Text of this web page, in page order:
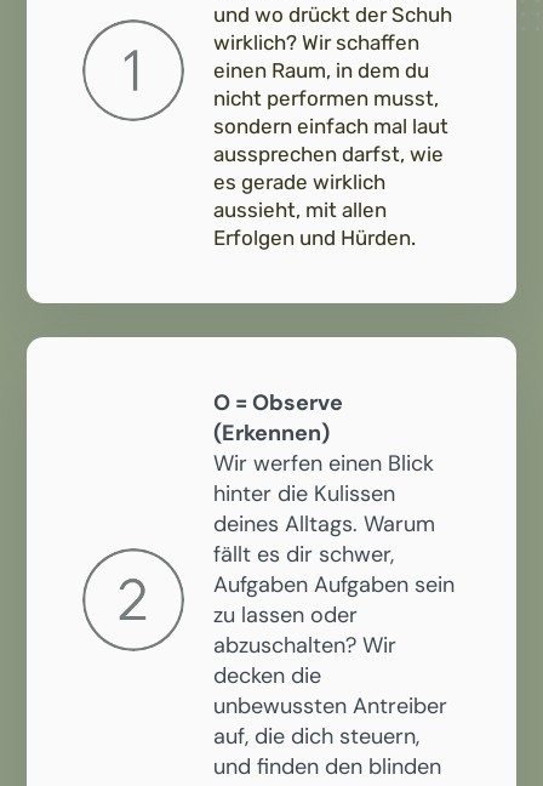
und wo drückt der Schuh
wirklich? Wir schaffen
einen Raum, in dem du
nicht performen musst,
sondern einfach mal laut
aussprechen darfst, wie
es gerade wirklich
aussieht, mit allen
Erfolgen und Hürden.
O = Observe
(Erkennen)
Wir werfen einen Blick
hinter die Kulissen
deines Alltags. Warum
fällt es dir schwer,
Aufgaben Aufgaben sein
zu lassen oder
abzuschalten? Wir
decken die
unbewussten Antreiber
auf, die dich steuern,
und finden den blinden